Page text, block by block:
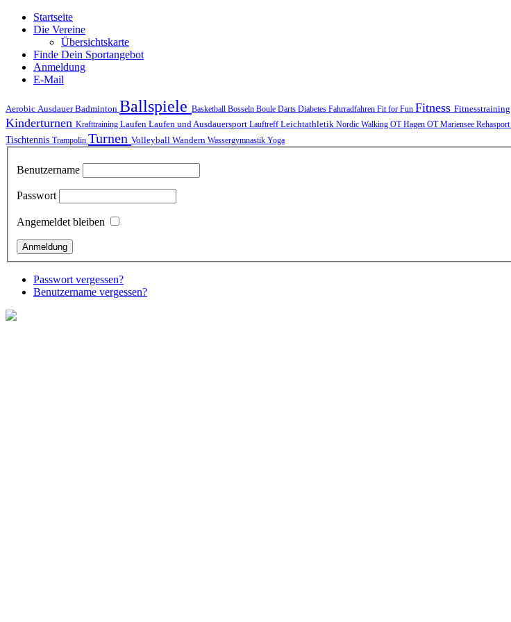
Startseite
Die Vereine
Übersichtskarte
Finde Dein Sportangebot
Anmeldung
E-Mail
Aerobic AusdauerBadminton Ballspiele Basketball Bosseln Boule Darts Diabetes Fahrradfahren Fit for Fun Fitness Fitnesstraining
Kinderturnen Krafttraining Laufen Laufen und Ausdauersport Lauftreff Leichtathletik Nordic Walking OT Hagen OT Mariensee Rehasport
Tischtennis Trampolin Turnen Volleyball Wandern Wassergymnastik Yoga
Benutzername
Passwort
Angemeldet bleiben
Passwort vergessen?
Benutzername vergessen?